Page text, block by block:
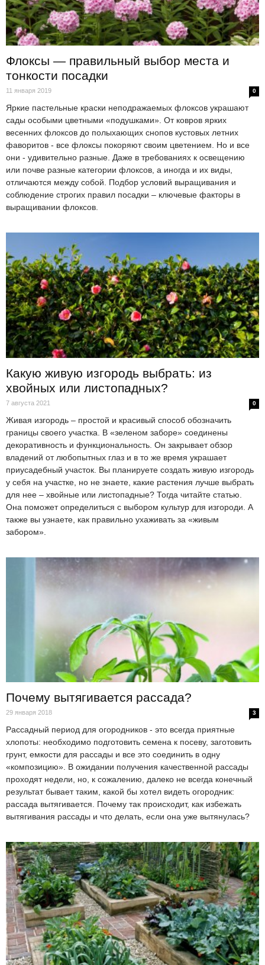
Флоксы — правильный выбор места и
тонкости посадки
11 января 2019 0
Яркие пастельные краски неподражаемых флоксов украшают
сады особыми цветными «подушками». От ковров ярких
весенних флоксов до полыхающих снопов кустовых летних
фаворитов - все флоксы покоряют своим цветением. Но и все
они - удивительно разные. Даже в требованиях к освещению
или почве разные категории флоксов, а иногда и их виды,
отличаются между собой. Подбор условий выращивания и
соблюдение строгих правил посадки – ключевые факторы в
выращивании флоксов.
Какую живую изгородь выбрать: из
хвойных или листопадных?
7 августа 2021 0
Живая изгородь – простой и красивый способ обозначить
границы своего участка. В «зеленом заборе» соединены
декоративность и функциональность. Он закрывает обзор
владений от любопытных глаз и в то же время украшает
приусадебный участок. Вы планируете создать живую изгородь
у себя на участке, но не знаете, какие растения лучше выбрать
для нее – хвойные или листопадные? Тогда читайте статью.
Она поможет определиться с выбором культур для изгороди. А
также вы узнаете, как правильно ухаживать за «живым
забором».
Почему вытягивается рассада?
29 января 2018 3
Рассадный период для огородников - это всегда приятные
хлопоты: необходимо подготовить семена к посеву, заготовить
грунт, емкости для рассады и все это соединить в одну
«композицию». В ожидании получения качественной рассады
проходят недели, но, к сожалению, далеко не всегда конечный
результат бывает таким, какой бы хотел видеть огородник:
рассада вытягивается. Почему так происходит, как избежать
вытягивания рассады и что делать, если она уже вытянулась?